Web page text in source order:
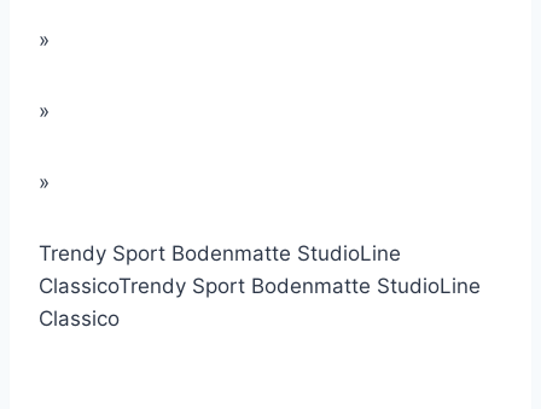
»
»
»
Trendy Sport Bodenmatte StudioLine
ClassicoTrendy Sport Bodenmatte StudioLine
Classico